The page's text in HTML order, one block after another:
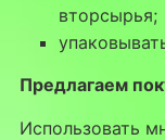
вторсырья;
Предлагаем
Использовать